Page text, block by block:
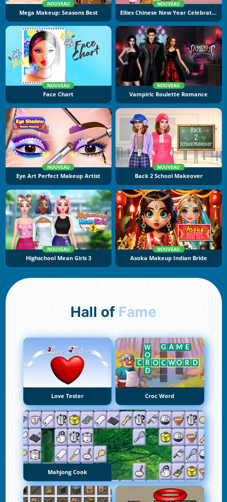
NOUVEAU
Mega Makeup: Seasons Best
NOUVEAU
Ellies Chinese New Year Celebration
NOUVEAU
Face Chart
NOUVEAU
Vampiric Roulette Romance
NOUVEAU
Eye Art Perfect Makeup Artist
NOUVEAU
Back 2 School Makeover
NOUVEAU
Highschool Mean Girls 3
NOUVEAU
Asoka Makeup Indian Bride
Hall of Fame
Love Tester Croc Word
Mahjong Cook